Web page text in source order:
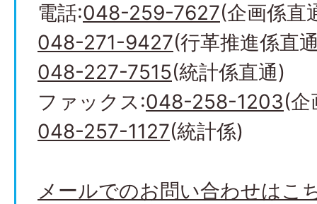
電話:048-259-7627(企画係直
048-271-9427(行革推進係直
048-227-7515(統計係直通)
ファックス:048-258-1203(企
048-257-1127(統計係)
メールでのお問い合わせはこ